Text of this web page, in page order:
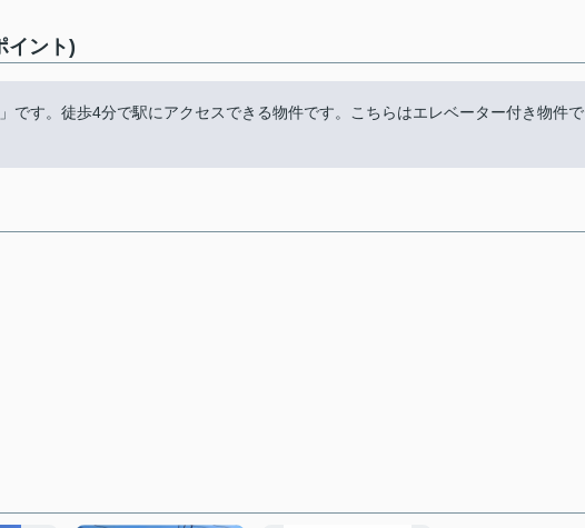
イント)
です。徒歩4分で駅にアクセスできる物件です。こちらはエレベーター付き物件で